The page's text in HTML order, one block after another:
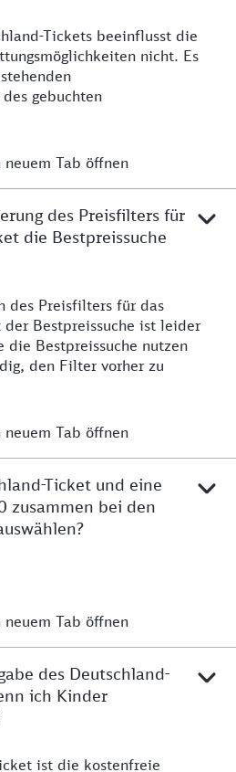
Tickets beeinflusst die
nicht. Es
gebuchten
Tab öffnen
des Preisfilters für
die Bestpreissuche
des Preisfilters für das
Bestpreissuche ist leider
die Bestpreissuche nutzen
den Filter vorher zu
Tab öffnen
Ticket und eine
zusammen bei den
Tab öffnen
des Deutschland-
ich Kinder
ist die kostenfreie